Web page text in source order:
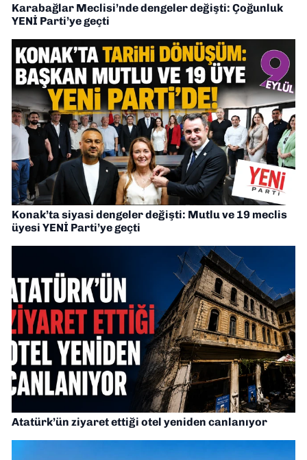
Karabağlar Meclisi’nde dengeler değişti: Çoğunluk
YENİ Parti’ye geçti
Konak’ta siyasi dengeler değişti: Mutlu ve 19 meclis
üyesi YENİ Parti’ye geçti
Atatürk’ün ziyaret ettiği otel yeniden canlanıyor